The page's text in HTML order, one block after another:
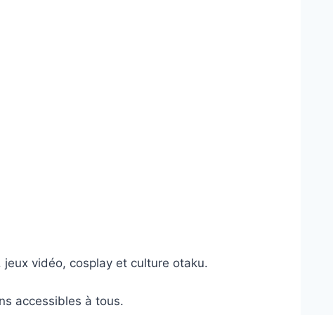
vidéo, cosplay et culture otaku.
accessibles à tous.